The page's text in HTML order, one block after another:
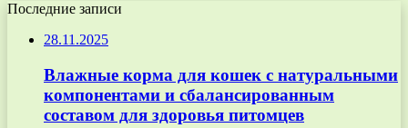
Последние записи
28.11.2025
Влажные корма для кошек с натуральными
компонентами и сбалансированным
составом для здоровья питомцев